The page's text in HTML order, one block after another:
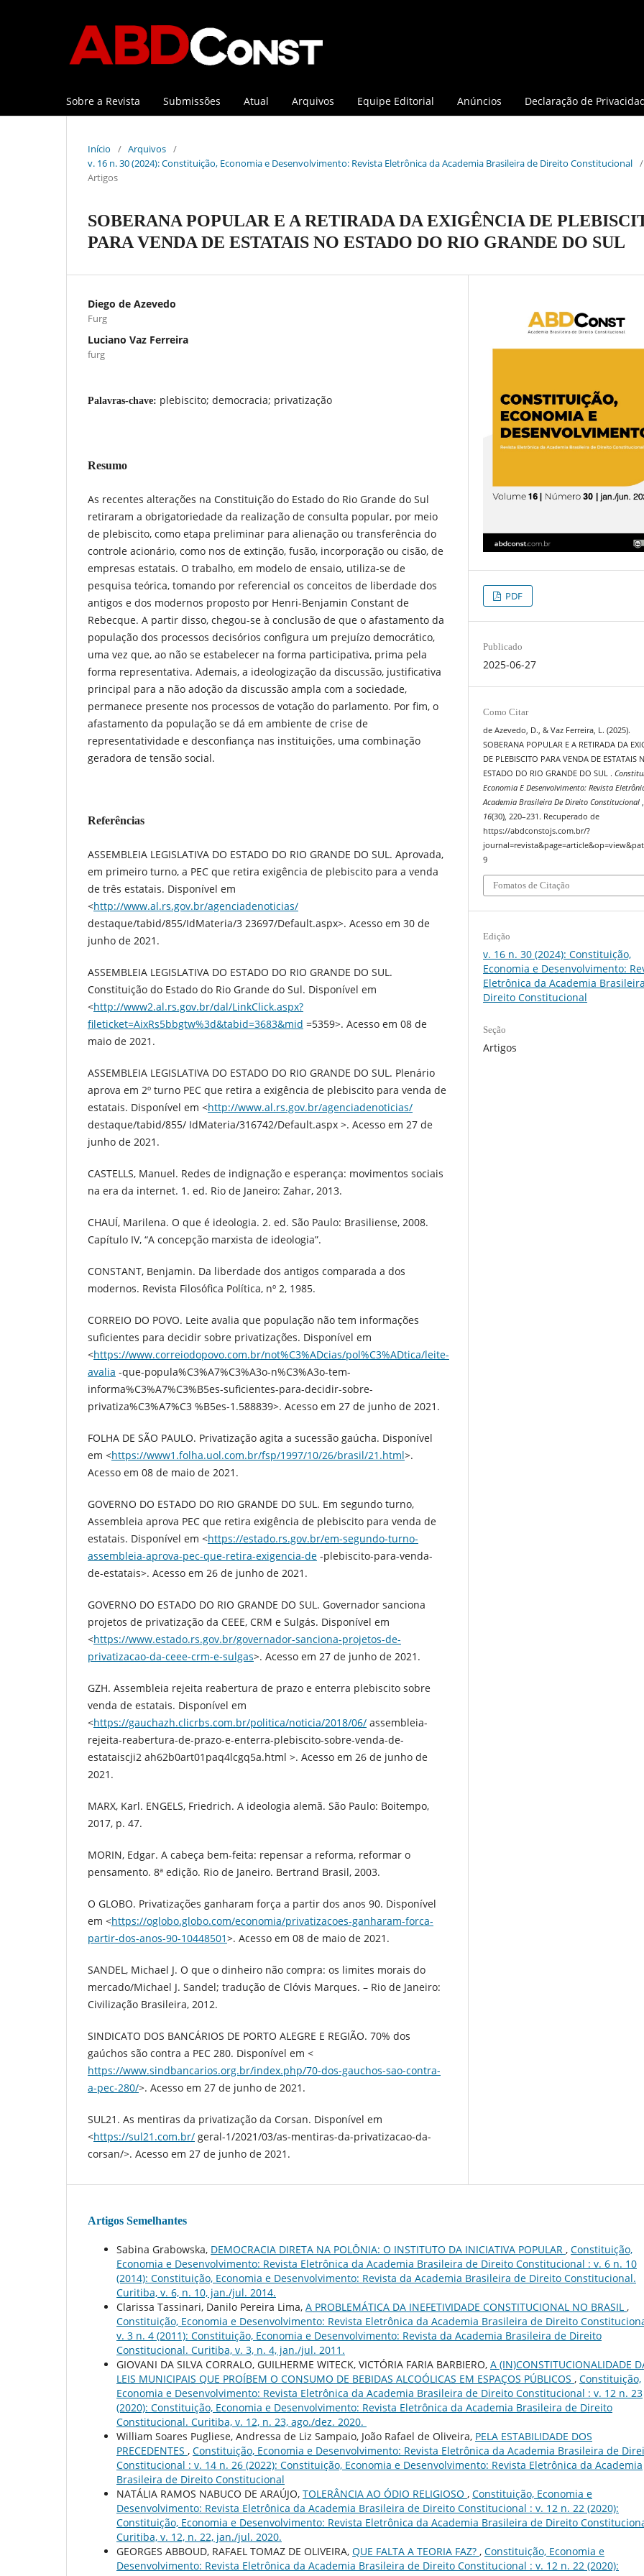
Sobre a Revista Submissões Atual Arquivos Equipe Editorial Anúncios Declaração de
Início / Arquivos /
v. 16 n. 30 (2024): Constituição, Economia e Desenvolvimento: Revista Eletrônica da Academia Brasileira de Direito Constitucional /
Artigos
SOBERANA POPULAR E A RETIRADA DA EXIGÊNCIA DE
PARA VENDA DE ESTATAIS NO ESTADO DO RIO GRANDE DO SUL
Diego de Azevedo
Furg
Luciano Vaz Ferreira
furg
Palavras-chave: plebiscito; democracia; privatização
Resumo
As recentes alterações na Constituição do Estado do Rio Grande do Sul
retiraram a obrigatoriedade da realização de consulta popular, por meio
de plebiscito, como etapa preliminar para alienação ou transferência do
controle acionário, como nos de extinção, fusão, incorporação ou cisão, de
empresas estatais. O trabalho, em modelo de ensaio, utiliza-se de
pesquisa teórica, tomando por referencial os conceitos de liberdade dos
antigos e dos modernos proposto por Henri-Benjamin Constant de
Rebecque. A partir disso, chegou-se à conclusão de que o afastamento da
população dos processos decisórios configura um prejuízo democrático,
uma vez que, ao não se estabelecer na forma participativa, prima pela
forma representativa. Ademais, a ideologização da discussão, justificativa
principal para a não adoção da discussão ampla com a sociedade,
permanece presente nos processos de votação do parlamento. Por fim, o
afastamento da população se dá em ambiente de crise de
representatividade e desconfiança nas instituições, uma combinação
geradora de tensão social.
Referências
ASSEMBLEIA LEGISLATIVA DO ESTADO DO RIO GRANDE DO SUL. Aprovada,
em primeiro turno, a PEC que retira exigência de plebiscito para a venda
de três estatais. Disponível em
<http://www.al.rs.gov.br/agenciadenoticias/
destaque/tabid/855/IdMateria/3 23697/Default.aspx>. Acesso em 30 de
junho de 2021.
ASSEMBLEIA LEGISLATIVA DO ESTADO DO RIO GRANDE DO SUL.
Constituição do Estado do Rio Grande do Sul. Disponível em
<http://www2.al.rs.gov.br/dal/LinkClick.aspx?
fileticket=AixRs5bbgtw%3d&tabid=3683&mid =5359>. Acesso em 08 de
maio de 2021.
ASSEMBLEIA LEGISLATIVA DO ESTADO DO RIO GRANDE DO SUL. Plenário
aprova em 2º turno PEC que retira a exigência de plebiscito para venda de
estatais. Disponível em <http://www.al.rs.gov.br/agenciadenoticias/
destaque/tabid/855/ IdMateria/316742/Default.aspx >. Acesso em 27 de
junho de 2021.
CASTELLS, Manuel. Redes de indignação e esperança: movimentos sociais
na era da internet. 1. ed. Rio de Janeiro: Zahar, 2013.
CHAUÍ, Marilena. O que é ideologia. 2. ed. São Paulo: Brasiliense, 2008.
Capítulo IV, “A concepção marxista de ideologia”.
CONSTANT, Benjamin. Da liberdade dos antigos comparada a dos
modernos. Revista Filosófica Política, nº 2, 1985.
CORREIO DO POVO. Leite avalia que população não tem informações
suficientes para decidir sobre privatizações. Disponível em
<https://www.correiodopovo.com.br/not%C3%ADcias/pol%C3%ADtica/leite-
avalia -que-popula%C3%A7%C3%A3o-n%C3%A3o-tem-
informa%C3%A7%C3%B5es-suficientes-para-decidir-sobre-
privatiza%C3%A7%C3 %B5es-1.588839>. Acesso em 27 de junho de 2021.
FOLHA DE SÃO PAULO. Privatização agita a sucessão gaúcha. Disponível
em <https://www1.folha.uol.com.br/fsp/1997/10/26/brasil/21.html>.
Acesso em 08 de maio de 2021.
GOVERNO DO ESTADO DO RIO GRANDE DO SUL. Em segundo turno,
Assembleia aprova PEC que retira exigência de plebiscito para venda de
estatais. Disponível em <https://estado.rs.gov.br/em-segundo-turno-
assembleia-aprova-pec-que-retira-exigencia-de -plebiscito-para-venda-
de-estatais>. Acesso em 26 de junho de 2021.
GOVERNO DO ESTADO DO RIO GRANDE DO SUL. Governador sanciona
projetos de privatização da CEEE, CRM e Sulgás. Disponível em
<https://www.estado.rs.gov.br/governador-sanciona-projetos-de-
privatizacao-da-ceee-crm-e-sulgas>. Acesso em 27 de junho de 2021.
GZH. Assembleia rejeita reabertura de prazo e enterra plebiscito sobre
venda de estatais. Disponível em
<https://gauchazh.clicrbs.com.br/politica/noticia/2018/06/ assembleia-
rejeita-reabertura-de-prazo-e-enterra-plebiscito-sobre-venda-de-
estataiscji2 ah62b0art01paq4lcgq5a.html >. Acesso em 26 de junho de
2021.
MARX, Karl. ENGELS, Friedrich. A ideologia alemã. São Paulo: Boitempo,
2017, p. 47.
MORIN, Edgar. A cabeça bem-feita: repensar a reforma, reformar o
pensamento. 8ª edição. Rio de Janeiro. Bertrand Brasil, 2003.
O GLOBO. Privatizações ganharam força a partir dos anos 90. Disponível
em <https://oglobo.globo.com/economia/privatizacoes-ganharam-forca-
partir-dos-anos-90-10448501>. Acesso em 08 de maio de 2021.
SANDEL, Michael J. O que o dinheiro não compra: os limites morais do
mercado/Michael J. Sandel; tradução de Clóvis Marques. – Rio de Janeiro:
Civilização Brasileira, 2012.
SINDICATO DOS BANCÁRIOS DE PORTO ALEGRE E REGIÃO. 70% dos
gaúchos são contra a PEC 280. Disponível em <
https://www.sindbancarios.org.br/index.php/70-dos-gauchos-sao-contra-
a-pec-280/>. Acesso em 27 de junho de 2021.
SUL21. As mentiras da privatização da Corsan. Disponível em
<https://sul21.com.br/ geral-1/2021/03/as-mentiras-da-privatizacao-da-
corsan/>. Acesso em 27 de junho de 2021.
PDF
Publicado
2025-06-27
Como Citar
de Azevedo, D., & Vaz Ferreira, L. (2025).
SOBERANA POPULAR E A RETIRADA DA
DE PLEBISCITO PARA VENDA DE ESTATAIS
ESTADO DO RIO GRANDE DO SUL .
Economia E Desenvolvimento: Revista
Academia Brasileira De Direito Constitucional,
16(30), 220–231. Recuperado de
https://abdconstojs.com.br/?
9
Fomatos de Citação
Edição
v. 16 n. 30 (2024): Constituição,
Economia e Desenvolvimento:
Eletrônica da Academia
Direito Constitucional
Seção
Artigos
Artigos Semelhantes
Sabina Grabowska, DEMOCRACIA DIRETA NA POLÔNIA: O INSTITUTO DA INICIATIVA POPULAR , Constituição,
Economia e Desenvolvimento: Revista Eletrônica da Academia Brasileira de Direito Constitucional : v. 6 n. 10
(2014): Constituição, Economia e Desenvolvimento: Revista da Academia Brasileira de Direito Constitucional.
Curitiba, v. 6, n. 10, jan./jul. 2014.
Clarissa Tassinari, Danilo Pereira Lima, A PROBLEMÁTICA DA INEFETIVIDADE CONSTITUCIONAL NO BRASIL ,
Constituição, Economia e Desenvolvimento: Revista Eletrônica da Academia Brasileira de Direito
v. 3 n. 4 (2011): Constituição, Economia e Desenvolvimento: Revista da Academia Brasileira de Direito
Constitucional. Curitiba, v. 3, n. 4, jan./jul. 2011.
GIOVANI DA SILVA CORRALO, GUILHERME WITECK, VICTÓRIA FARIA BARBIERO, A (IN)CONSTITUCIONALIDADE
LEIS MUNICIPAIS QUE PROÍBEM O CONSUMO DE BEBIDAS ALCOÓLICAS EM ESPAÇOS PÚBLICOS , Constituição,
Economia e Desenvolvimento: Revista Eletrônica da Academia Brasileira de Direito Constitucional : v. 12 n. 23
(2020): Constituição, Economia e Desenvolvimento: Revista Eletrônica da Academia Brasileira de Direito
Constitucional. Curitiba, v. 12, n. 23, ago./dez. 2020.
William Soares Pugliese, Andressa de Liz Sampaio, João Rafael de Oliveira, PELA ESTABILIDADE DOS
PRECEDENTES , Constituição, Economia e Desenvolvimento: Revista Eletrônica da Academia Brasileira de
Constitucional : v. 14 n. 26 (2022): Constituição, Economia e Desenvolvimento: Revista Eletrônica da Academia
Brasileira de Direito Constitucional
NATÁLIA RAMOS NABUCO DE ARAÚJO, TOLERÂNCIA AO ÓDIO RELIGIOSO , Constituição, Economia e
Desenvolvimento: Revista Eletrônica da Academia Brasileira de Direito Constitucional : v. 12 n. 22 (2020):
Constituição, Economia e Desenvolvimento: Revista Eletrônica da Academia Brasileira de Direito
Curitiba, v. 12, n. 22, jan./jul. 2020.
GEORGES ABBOUD, RAFAEL TOMAZ DE OLIVEIRA, QUE FALTA A TEORIA FAZ? , Constituição, Economia e
Desenvolvimento: Revista Eletrônica da Academia Brasileira de Direito Constitucional : v. 12 n. 22 (2020):